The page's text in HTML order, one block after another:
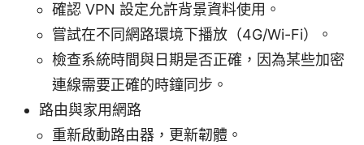
確認 VPN 設定允許背景資料使用。
嘗試在不同網路環境下播放（4G/Wi-Fi）。
檢查系統時間與日期是否正確，因為某些加密
連線需要正確的時鐘同步。
路由與家用網路
重新啟動路由器，更新韌體。